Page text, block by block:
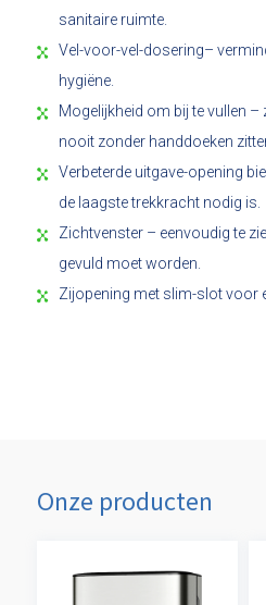
sanitaire ruimte.
Vel-voor-vel-dosering–
hygiëne.
Mogelijkheid om bij te vullen
nooit zonder handdoeken
Verbeterde uitgave-opening
de laagste trekkracht nodig is.
Zichtvenster – eenvoudig te
gevuld moet worden.
Zijopening met slim-slot voor
Onze producten